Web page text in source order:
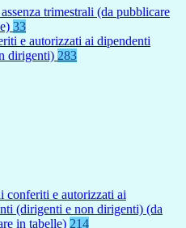
trimestrali (da pubblicare
33
e autorizzati ai dipendenti
dirigenti) 283
conferiti e autorizzati ai
(dirigenti e non dirigenti) (da
in tabelle) 214